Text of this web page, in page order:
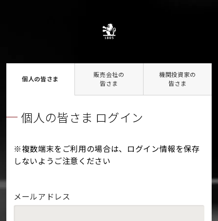
個人の皆さま
販売会社の
皆さま
機関投資家の
皆さま
個人の皆さま ログイン
※複数端末をご利用の場合は、ログイン情報を保存
しないようご注意ください
メールアドレス